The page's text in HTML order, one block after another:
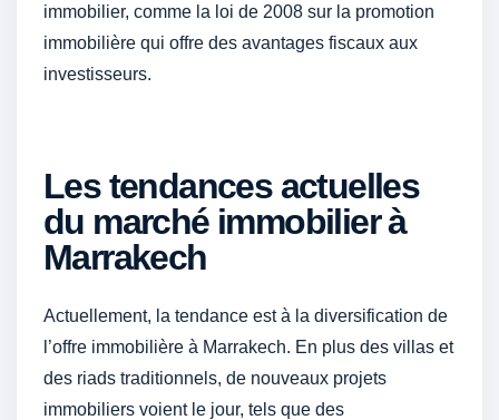
immobilier, comme la loi de 2008 sur la promotion
immobilière qui offre des avantages fiscaux aux
investisseurs.
Les tendances actuelles
du marché immobilier à
Marrakech
Actuellement, la tendance est à la diversification de
l’offre immobilière à Marrakech. En plus des villas et
des riads traditionnels, de nouveaux projets
immobiliers voient le jour, tels que des